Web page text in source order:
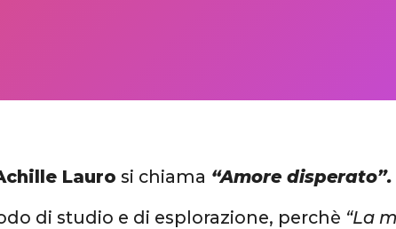
Lauro si chiama “Amore disperato”.
di studio e di esplorazione, perchè “La